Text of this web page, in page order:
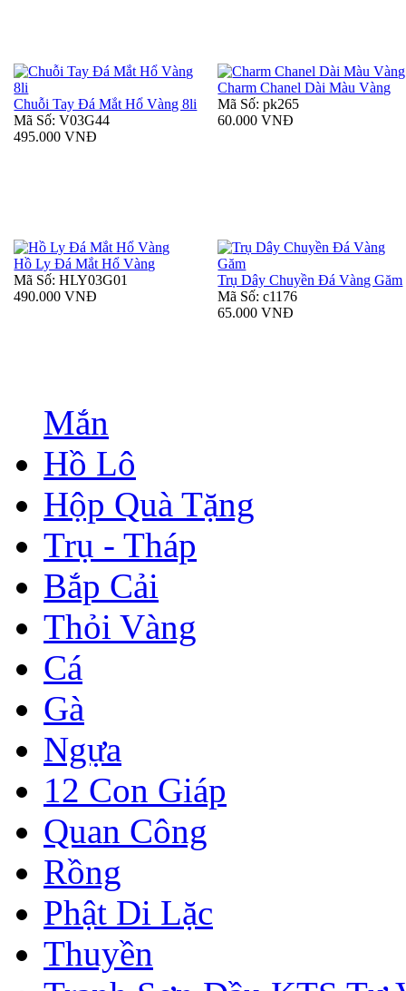
Chuỗi Tay Đá Mắt Hổ Vàng 8li
Mã Số: V03G44
495.000 VNĐ
Charm Chanel Dài Màu Vàng
Mã Số: pk265
60.000 VNĐ
Hồ Ly Đá Mắt Hổ Vàng
Mã Số: HLY03G01
490.000 VNĐ
Trụ Dây Chuyền Đá Vàng Găm
Mã Số: c1176
65.000 VNĐ
Mắn
Hồ Lô
Hộp Quà Tặng
Trụ - Tháp
Bắp Cải
Thỏi Vàng
Cá
Gà
Ngựa
12 Con Giáp
Quan Công
Rồng
Phật Di Lặc
Thuyền